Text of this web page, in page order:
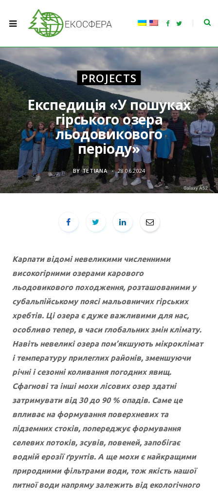
F
b
T
t
PROJECTS
Експедиція «У пошуках
гірського озера
льодовикового
періоду»
BYTETIANA 28.06.2024
Карпати відомі невеликими численними
високогірними озерами карового
льодовикового походження, розташованими у
субальпійському поясі мальовничих гірських
хребтів. Ці озера є дуже важливими для нас,
особливо тепер, в часи глобальних змін клімату.
Навіть невеликі озера пом’якшують мікроклімат
і температуру прилеглих районів, зменшуючи
річні і сезонні коливання погодних явищ.
Сфагнові та інші мохи лісових озер здатні
затримувати від 30 до 90 % опадів. Саме це
впливає на формування поверхневих та
підземних стоків, попереджує формування
селевих потоків, зсувів, повеней, запобігає
водній ерозії ґрунтів. А ще мохи є найкращими
природними фільтрами води, тож якість нашої
питної води напряму залежить від екологічного